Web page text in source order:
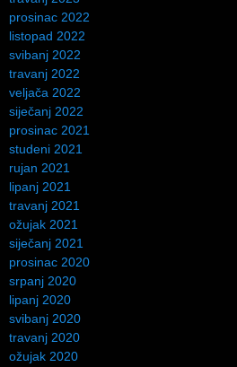
prosinac 2022
listopad 2022
svibanj 2022
travanj 2022
veljača 2022
siječanj 2022
prosinac 2021
studeni 2021
rujan 2021
lipanj 2021
travanj 2021
ožujak 2021
siječanj 2021
prosinac 2020
srpanj 2020
lipanj 2020
svibanj 2020
travanj 2020
ožujak 2020